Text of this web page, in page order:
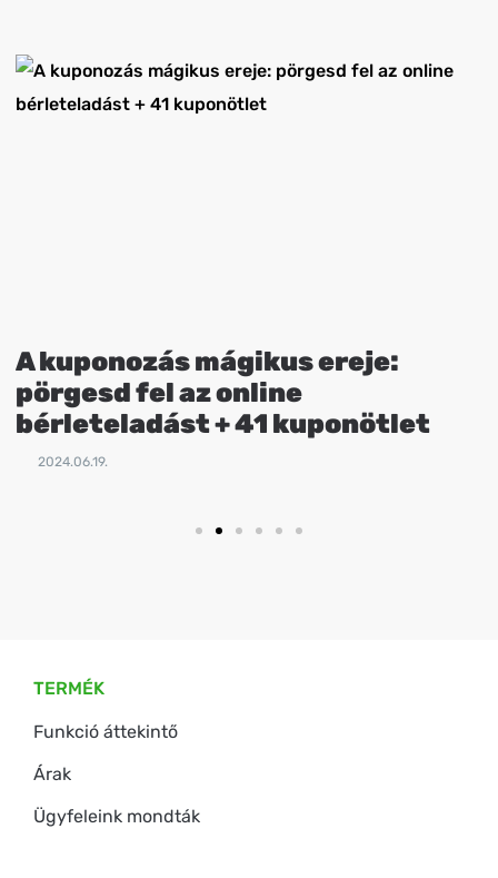
A kuponozás mágikus ereje:
pörgesd fel az online
bérleteladást + 41 kuponötlet
2024.06.19.
TERMÉK
Funkció áttekintő
Árak
Ügyfeleink mondták